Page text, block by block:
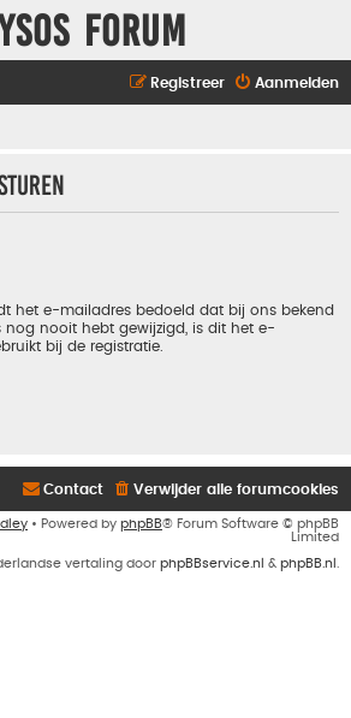
Forum
Aanmelden
Registreer
het e-mailadres bedoeld dat bij ons bekend
nog nooit hebt gewijzigd, is dit het e-
bij de registratie.
Verwijder alle forumcookies
Contact
• Powered by phpBB® Forum Software © phpBB
Limited
vertaling door phpBBservice.nl & phpBB.nl .